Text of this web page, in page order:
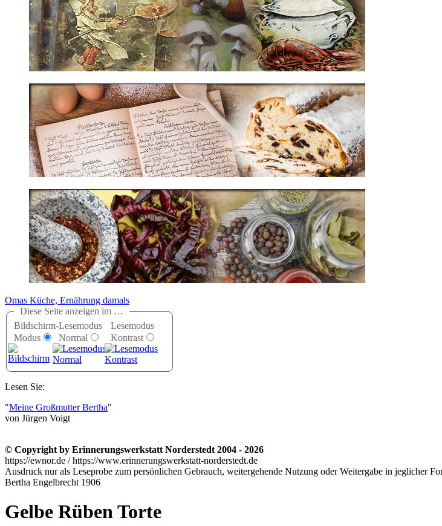
Omas Küche, Ernährung damals
Diese Seite anzeigen im …
Bildschirm-
Modus
Lesemodus
Normal
Lesemodus
Kontrast
Lesen Sie:
Meine Großmutter Bertha
von Jürgen Voigt
© Copyright by Erinnerungswerkstatt Norderstedt 2004 - 2026
https://ewnor.de / https://www.erinnerungswerkstatt-norderstedt.de
Ausdruck nur als Leseprobe zum persönlichen Gebrauch, weitergehende Nutzung oder Weitergabe in jeglicher
Bertha Engelbrecht 1906
Gelbe Rüben Torte